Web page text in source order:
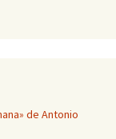
de Antonio